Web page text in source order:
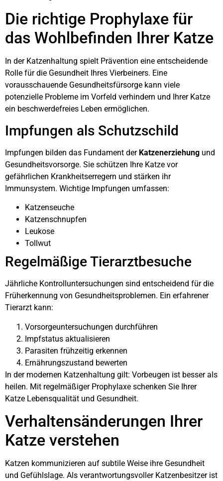
Die richtige Prophylaxe für
das Wohlbefinden Ihrer Katze
In der Katzenhaltung spielt Prävention eine entscheidende
Rolle für die Gesundheit Ihres Vierbeiners. Eine
vorausschauende Gesundheitsfürsorge kann viele
potenzielle Probleme im Vorfeld verhindern und Ihrer Katze
ein beschwerdefreies Leben ermöglichen.
Impfungen als Schutzschild
Impfungen bilden das Fundament der Katzenerziehung und
Gesundheitsvorsorge. Sie schützen Ihre Katze vor
gefährlichen Krankheitserregern und stärken ihr
Immunsystem. Wichtige Impfungen umfassen:
Katzenseuche
Katzenschnupfen
Leukose
Tollwut
Regelmäßige Tierarztbesuche
Jährliche Kontrolluntersuchungen sind entscheidend für die
Früherkennung von Gesundheitsproblemen. Ein erfahrener
Tierarzt kann:
Vorsorgeuntersuchungen durchführen
Impfstatus aktualisieren
Parasiten frühzeitig erkennen
Ernährungszustand bewerten
In der modernen Katzenhaltung gilt: Vorbeugen ist besser als
heilen. Mit regelmäßiger Prophylaxe schenken Sie Ihrer
Katze Lebensqualität und Gesundheit.
Verhaltensänderungen Ihrer
Katze verstehen
Katzen kommunizieren auf subtile Weise ihre Gesundheit
und Gefühlslage. Als verantwortungsvoller Katzenbesitzer ist